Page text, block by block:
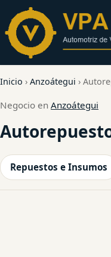
contenido
Inicio › Anzoátegui ›
Negocio en Anzoátegui
Repuestos e Insumos